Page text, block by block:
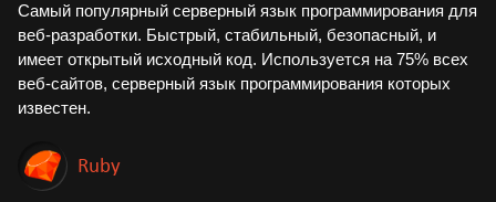
Самый популярный серверный язык программирования для
веб-разработки. Быстрый, стабильный, безопасный, и
имеет открытый исходный код. Используется на 75% всех
веб-сайтов, серверный язык программирования которых
известен.
Ruby